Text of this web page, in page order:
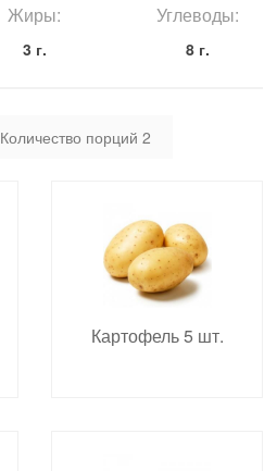
Жиры:
3 г.
Углеводы:
8 г.
Количество порций 2
Картофель 5 шт.